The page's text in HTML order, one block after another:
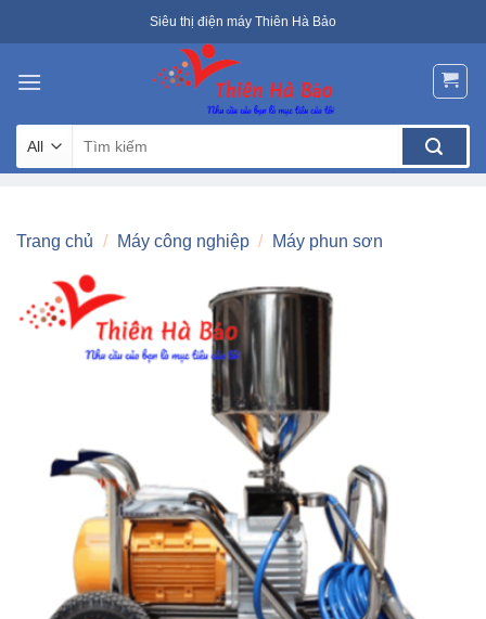
to
Siêu thị điện máy Thiên Hà Bảo
kiếm:
Trang chủ / Máy công nghiệp / Máy phun sơn